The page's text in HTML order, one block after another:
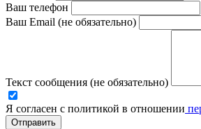
Ваш телефон
Ваш Email (не обязательно)
Текст сообщения (не обязательно)
Я согласен с политикой в отношении
Отправить